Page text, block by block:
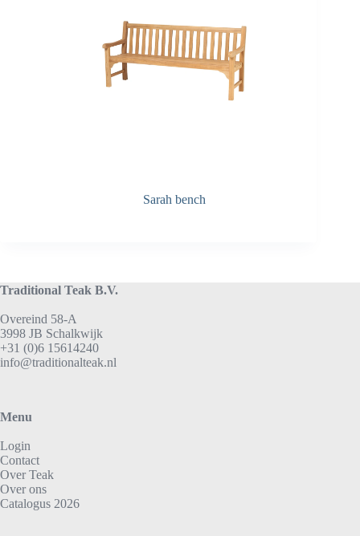
Sarah bench
Traditional Teak B.V.
Overeind 58-A
3998 JB Schalkwijk
+31 (0)6 15614240
info@traditionalteak.nl
Menu
Login
Contact
Over Teak
Over ons
Catalogus 2026